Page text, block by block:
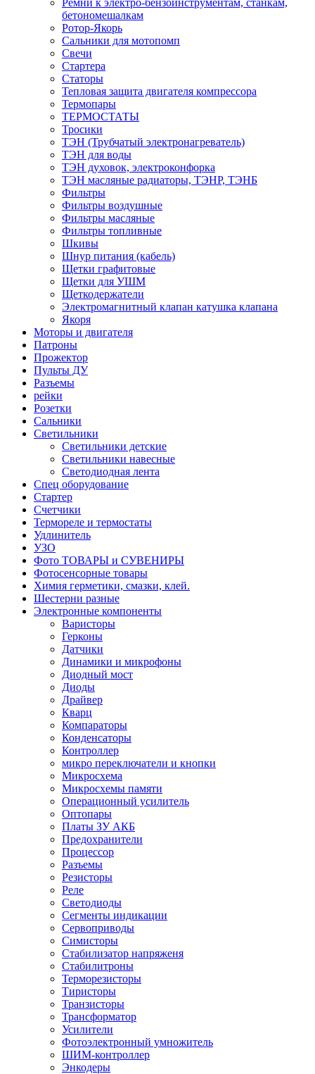
бетономешалкам
Ротор-Якорь
Сальники для мотопомп
Свечи
Стартера
Статоры
Тепловая защита двигателя компрессора
Термопары
ТЕРМОСТАТЫ
Тросики
ТЭН (Трубчатый электронагреватель)
ТЭН для воды
ТЭН духовок, электроконфорка
ТЭН масляные радиаторы, ТЭНР, ТЭНБ
Фильтры
Фильтры воздушные
Фильтры масляные
Фильтры топливные
Шкивы
Шнур питания (кабель)
Щетки графитовые
Щетки для УШМ
Щеткодержатели
Электромагнитный клапан катушка клапана
Якоря
Моторы и двигателя
Патроны
Прожектор
Пульты ДУ
Разъемы
рейки
Розетки
Сальники
Светильники
Светильники детские
Светильники навесные
Светодиодная лента
Спец оборудование
Стартер
Счетчики
Термореле и термостаты
Удлинитель
УЗО
Фото ТОВАРЫ и СУВЕНИРЫ
Фотосенсорные товары
Химия герметики, смазки, клей.
Шестерни разные
Электронные компоненты
Варисторы
Герконы
Датчики
Динамики и микрофоны
Диодный мост
Диоды
Драйвер
Кварц
Компараторы
Конденсаторы
Контроллер
микро переключатели и кнопки
Микросхема
Микросхемы памяти
Операционный усилитель
Оптопары
Платы ЗУ АКБ
Предохранители
Процессор
Разъемы
Резисторы
Реле
Светодиоды
Сегменты индикации
Сервоприводы
Симисторы
Стабилизатор напряженя
Стабилитроны
Терморезисторы
Тиристоры
Транзисторы
Трансформатор
Усилители
Фотоэлектронный умножитель
ШИМ-контроллер
Энкодеры